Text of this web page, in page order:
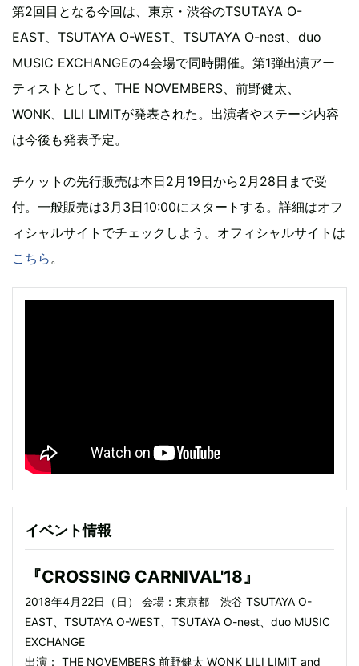
第2回目となる今回は、東京・渋谷のTSUTAYA O-
EAST、TSUTAYA O-WEST、TSUTAYA O-nest、duo
MUSIC EXCHANGEの4会場で同時開催。第1弾出演アー
ティストとして、THE NOVEMBERS、前野健太、
WONK、LILI LIMITが発表された。出演者やステージ内容
は今後も発表予定。
チケットの先行販売は本日2月19日から2月28日まで受
付。一般販売は3月3日10:00にスタートする。詳細はオフ
ィシャルサイトでチェックしよう。オフィシャルサイトは
こちら。
イベント情報
『CROSSING CARNIVAL'18』
2018年4月22日（日） 会場：東京都 渋谷 TSUTAYA O-
EAST、TSUTAYA O-WEST、TSUTAYA O-nest、duo MUSIC
EXCHANGE
出演： THE NOVEMBERS 前野健太 WONK LILI LIMIT and